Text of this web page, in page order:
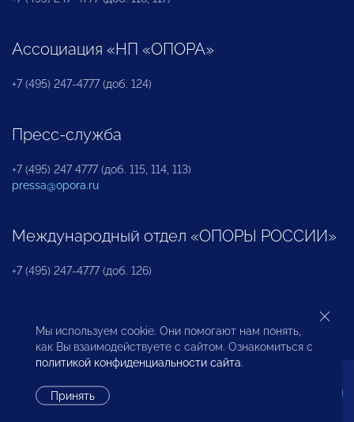
Ассоциация «НП «ОПОРА»
+7 (495) 247-4777 (доб. 124)
Пресс-служба
+7 (495) 247 4777 (доб. 115, 114, 113)
pressa@opora.ru
Международный отдел «ОПОРЫ РОССИИ»
+7 (495) 247-4777 (доб. 126)
Бюро по защите прав предпринимателей и
инвесторов
Мы используем cookie. Они помогают нам понять,
как Вы взаимодействуете с сайтом. Ознакомиться с
политикой конфиденциальности сайта.
Принять